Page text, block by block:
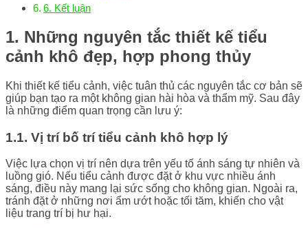
6. Kết luận
1. Những nguyên tắc thiết kế tiểu
cảnh khô đẹp, hợp phong thủy
Khi thiết kế tiểu cảnh, việc tuân thủ các nguyên tắc cơ bản sẽ
giúp bạn tạo ra một không gian hài hòa và thẩm mỹ. Sau đây
là những điểm quan trọng cần lưu ý:
1.1. Vị trí bố trí tiểu cảnh khô hợp lý
Việc lựa chọn vị trí nên dựa trên yếu tố ánh sáng tự nhiên và
luồng gió. Nếu tiểu cảnh được đặt ở khu vực nhiều ánh
sáng, điều này mang lại sức sống cho không gian. Ngoài ra,
tránh đặt ở những nơi ẩm ướt hoặc tối tăm, khiến cho vật
liệu trang trí bị hư hại.